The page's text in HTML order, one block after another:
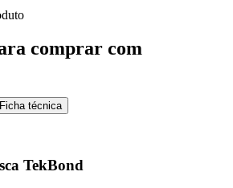
comprar com
Ficha técnica
TekBond